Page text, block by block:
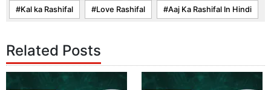
Kal ka Rashifal Love Rashifal Aaj Ka Rashifal In Hindi
Related Posts